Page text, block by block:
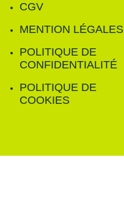
CGV
MENTION LÉGALES
POLITIQUE DE
CONFIDENTIALITÉ
POLITIQUE DE
COOKIES